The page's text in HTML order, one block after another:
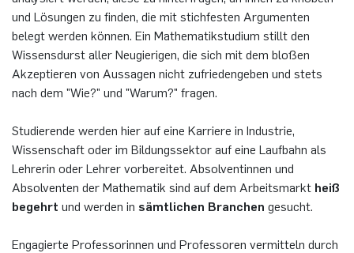
und Lösungen zu finden, die mit stichfesten Argumenten
belegt werden können. Ein Mathematikstudium stillt den
Wissensdurst aller Neugierigen, die sich mit dem bloßen
Akzeptieren von Aussagen nicht zufriedengeben und stets
nach dem "Wie?" und "Warum?" fragen.
Studierende werden hier auf eine Karriere in Industrie,
Wissenschaft oder im Bildungssektor auf eine Laufbahn als
Lehrerin oder Lehrer vorbereitet. Absolventinnen und
Absolventen der Mathematik sind auf dem Arbeitsmarkt heiß
begehrt und werden in sämtlichen Branchen gesucht.
Engagierte Professorinnen und Professoren vermitteln durch
Computer Programs
Oberseminar dynamical systems
Past Events
Calendar
Annika Schulte
Kim Fenrich
Dorothea Plätz
Farhad Razeghpour
Dr. Benjamin Schulz-Rosenberger
Rahul Raphael Kanekar
Marius Kroll
Thomas Lam
Zoe Kristin Lange
Bufan Li
Presse
German)
Servicezentrum/SZMA
Chancengleichheit
Förderverein